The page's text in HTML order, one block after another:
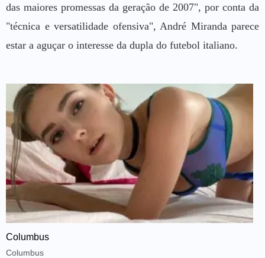
das maiores promessas da geração de 2007", por conta da
"técnica e versatilidade ofensiva", André Miranda parece
estar a aguçar o interesse da dupla do futebol italiano.
Columbus
Columbus